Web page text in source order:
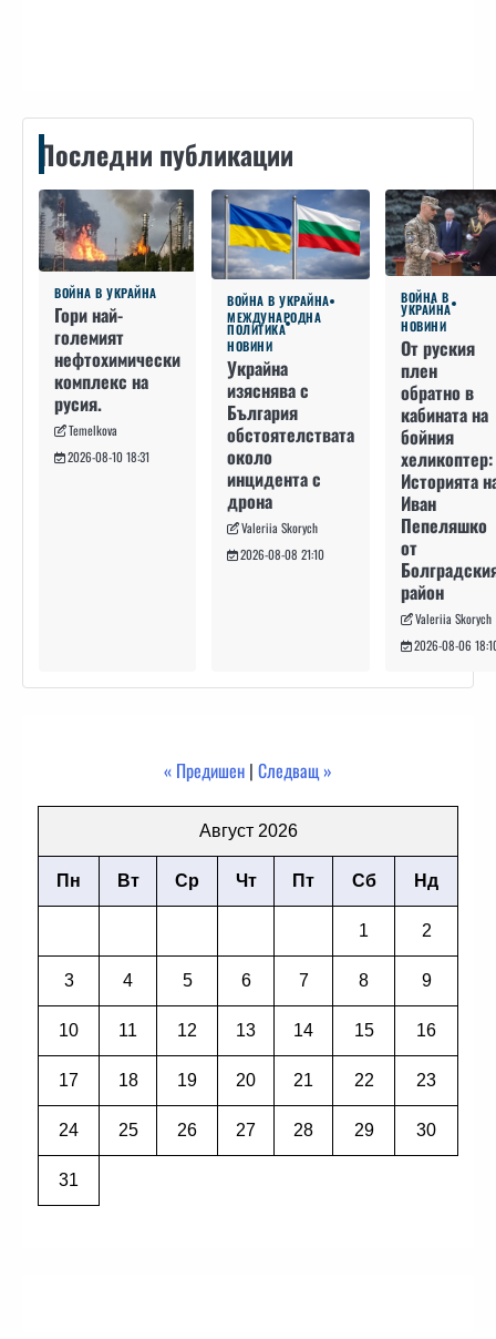
Последни публикации
ВОЙНА В УКРАЙНА
Гори най-
големият
нефтохимически
комплекс на
русия.
Temelkova
2026-08-10 18:31
ВОЙНА В УКРАЙНА
МЕЖДУНАРОДНА
ПОЛИТИКА
НОВИНИ
Украйна
изяснява с
България
обстоятелствата
около
инцидента с
дрона
Valeriia Skorych
2026-08-08 21:10
ВОЙНА В
УКРАЙНА
НОВИНИ
От руския
плен
обратно в
кабината на
бойния
хеликоптер:
Историята
Иван
Пепеляшко
от
район
Valeriia Skorych
2026-08-06
« Предишен | Следващ »
Август 2026
Пн Вт Ср Чт Пт Сб Нд
1 2
3 4 5 6 7 8 9
10 11 12 13 14 15 16
17 18 19 20 21 22 23
24 25 26 27 28 29 30
31